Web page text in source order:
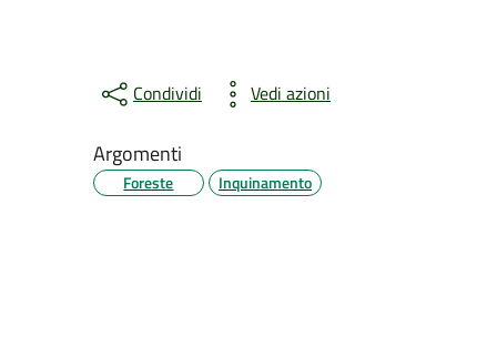
Condividi Vedi azioni
Argomenti
Foreste Inquinamento